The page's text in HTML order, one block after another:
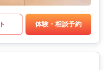
体験・相談予約